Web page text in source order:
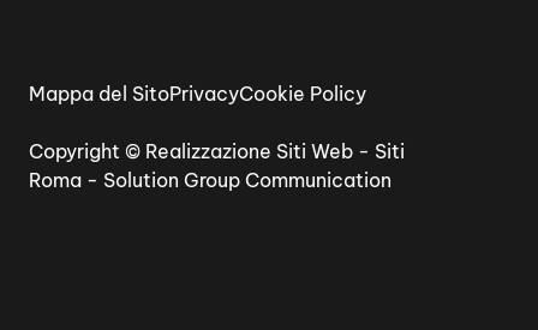
Copyright © Realizzazione Siti Web - Siti
Roma - Solution Group Communication
Mappa del SitoPrivacyCookie Policy